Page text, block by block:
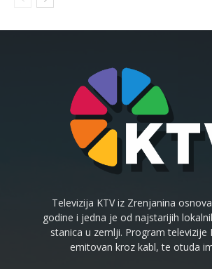
Televizija KTV iz Zrenjanina
godine i jedna je od najstarijih
stanica u zemlji. Program televizije
emitovan kroz kabl, te otuda